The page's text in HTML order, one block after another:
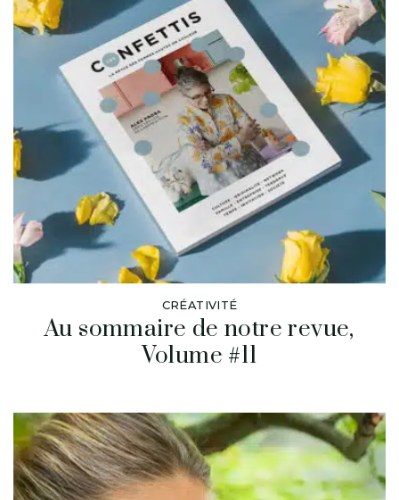
CRÉATIVITÉ
Au sommaire de notre revue,
Volume #11